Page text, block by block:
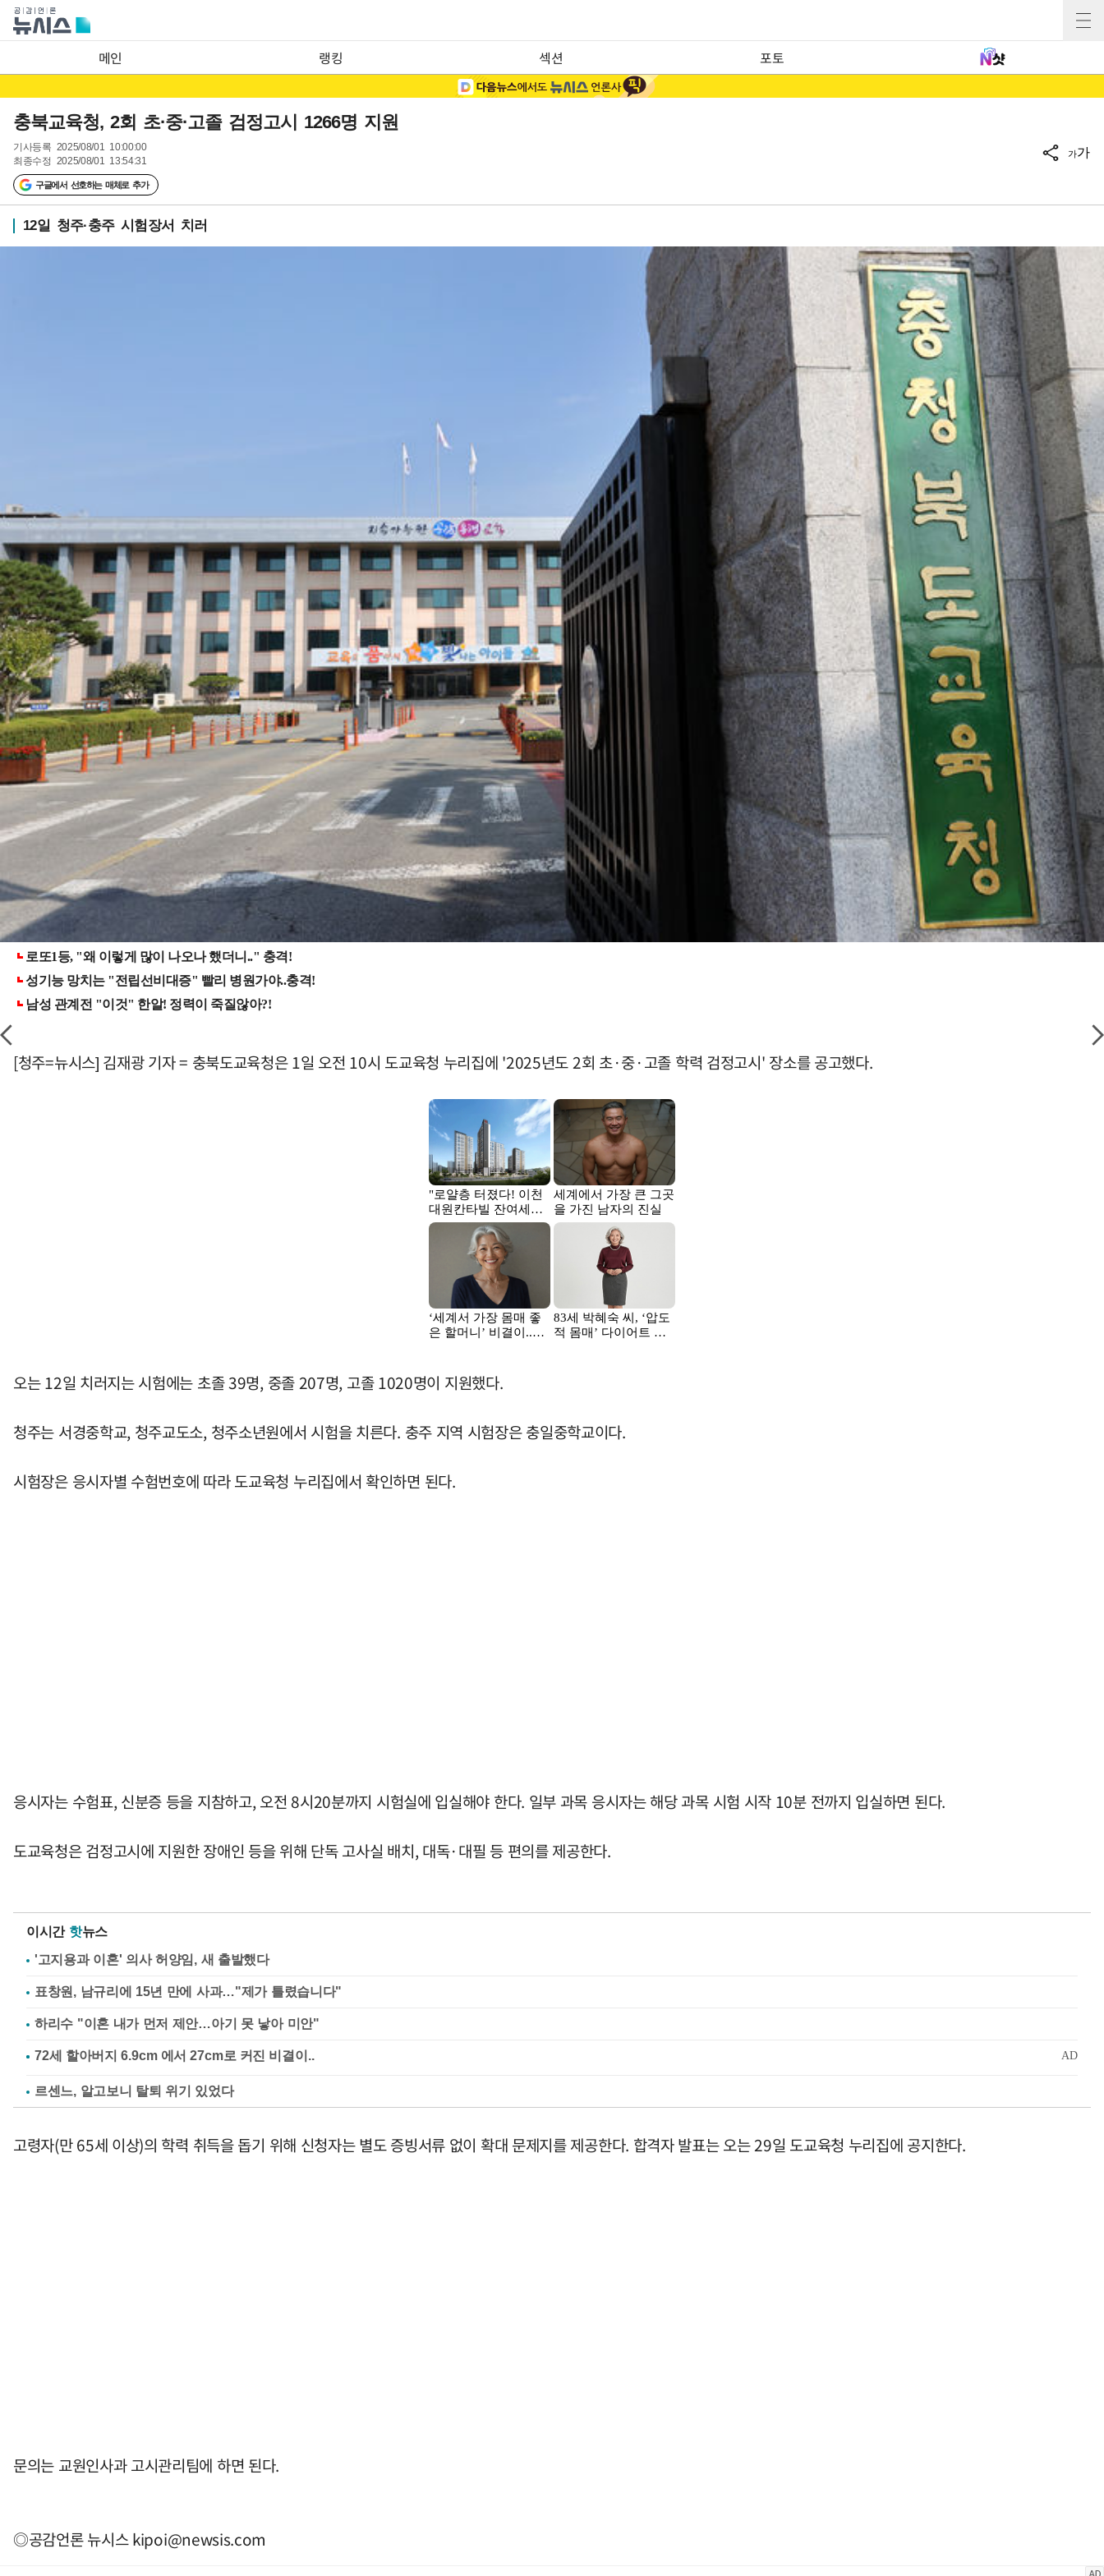
메인 랭킹 섹션 포토
충북교육청, 2회 초·중·고졸 검정고시 1266명 지원
기사등록 2025/08/01 10:00:00
최종수정 2025/08/01 13:54:31
구글에서 선호하는 매체로 추가
가가
12일 청주·충주 시험장서 치러
[청주=뉴시스] 김재광 기자 = 충북도교육청은 1일 오전 10시 도교육청 누리집에 '2025년도 2회 초·중·고졸 학력 검정고시' 장소를 공고했다.
오는 12일 치러지는 시험에는 초졸 39명, 중졸 207명, 고졸 1020명이 지원했다.
청주는 서경중학교, 청주교도소, 청주소년원에서 시험을 치른다. 충주 지역 시험장은 충일중학교이다.
시험장은 응시자별 수험번호에 따라 도교육청 누리집에서 확인하면 된다.
응시자는 수험표, 신분증 등을 지참하고, 오전 8시20분까지 시험실에 입실해야 한다. 일부 과목 응시자는 해당 과목 시험 시작 10분 전까지 입실하면 된다.
도교육청은 검정고시에 지원한 장애인 등을 위해 단독 고사실 배치, 대독·대필 등 편의를 제공한다.
이시간 핫뉴스
'고지용과 이혼' 의사 허양임, 새 출발했다
표창원, 남규리에 15년 만에 사과…"제가 틀렸습니다"
하리수 "이혼 내가 먼저 제안…아기 못 낳아 미안"
르센느, 알고보니 탈퇴 위기 있었다
고령자(만 65세 이상)의 학력 취득을 돕기 위해 신청자는 별도 증빙서류 없이 확대 문제지를 제공한다. 합격자 발표는 오는 29일 도교육청 누리집에 공지한다.
문의는 교원인사과 고시관리팀에 하면 된다.
◎공감언론 뉴시스kipoi@newsis.com